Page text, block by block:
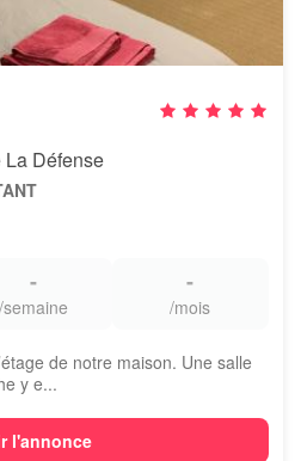
Défense
-
/semaine
-
/mois
de notre maison. Une salle
y e...
l'annonce